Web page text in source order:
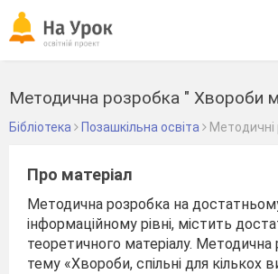
Методична розробка " Хвороби
Бібліотека Позашкільна освіта Методичні
Про матеріал
Методична розробка на
інформаційному рівні, містить
теоретичного матеріалу. Методична
тему «Хвороби, спільні для кількох